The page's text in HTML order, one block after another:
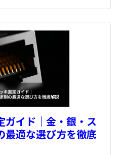
ガイド｜金・銀・ス
最適な選び方を徹底